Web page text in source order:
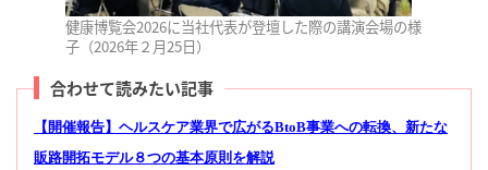
健康博覧会2026に当社代表が登壇した際の講演会場の様
子（2026年２月25日）
合わせて読みたい記事
【開催報告】ヘルスケア業界で広がるBtoB事業への転換、新たな
販路開拓モデル８つの基本原則を解説